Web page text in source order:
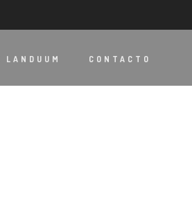
LANDUUM CONTACTO